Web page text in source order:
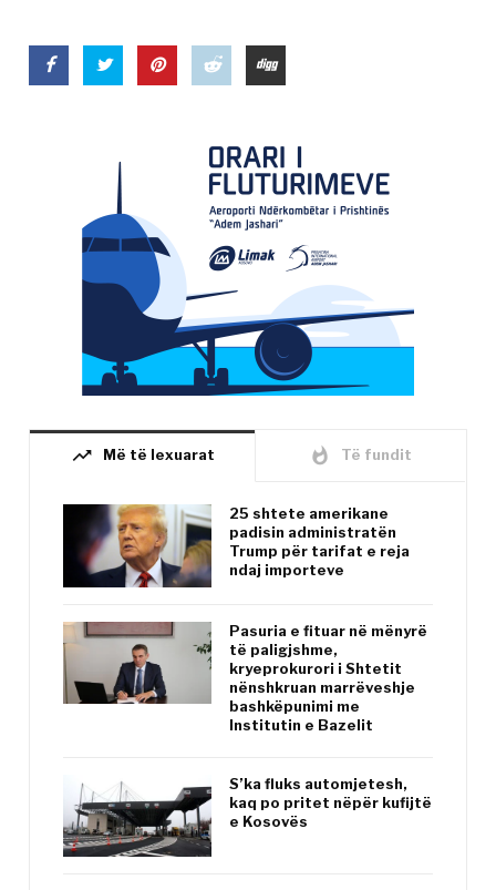
trending_up Më të lexuarat whatshot Të fundit
25 shtete amerikane
padisin administratën
Trump për tarifat e reja
ndaj importeve
Pasuria e fituar në mënyrë
të paligjshme,
kryeprokurori i Shtetit
nënshkruan marrëveshje
bashkëpunimi me
Institutin e Bazelit
S’ka fluks automjetesh,
kaq po pritet nëpër kufijtë
e Kosovës